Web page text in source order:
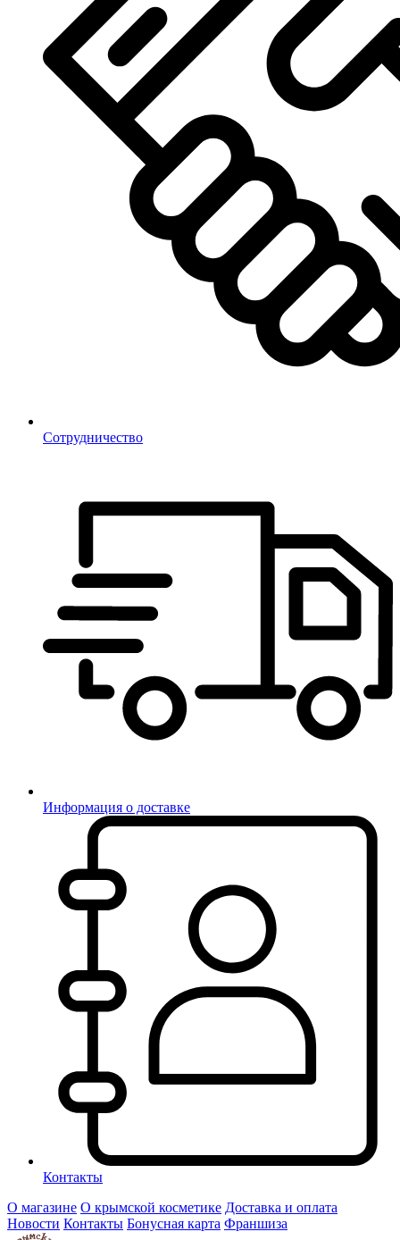
Сотрудничество
Информация о доставке
Контакты
О магазине О крымской косметике Доставка и оплата
Новости Контакты Бонусная карта Франшиза